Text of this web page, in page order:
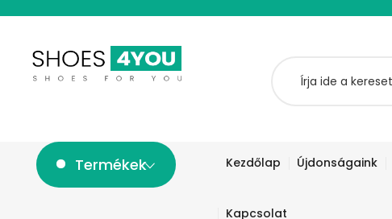
Termékek Kezdőlap Újdonságaink
Kapcsolat